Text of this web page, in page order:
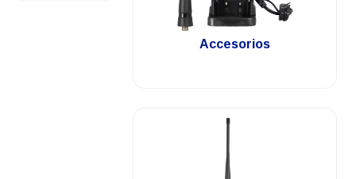
.
Accesorios